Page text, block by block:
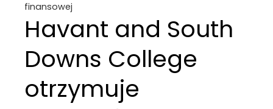
finansowej
Havant and South
Downs College
otrzymuje